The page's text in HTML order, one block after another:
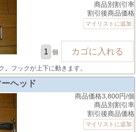
商品別割引率
割引後商品価格
マイリストに追加
個
。フックが上下に動きます。
ヘッド
商品価格3,800円/個
商品別割引率
割引後商品価格
マイリストに追加